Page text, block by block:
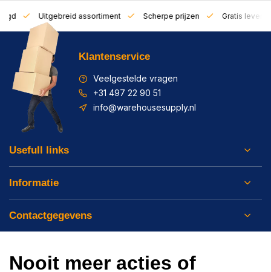
Uitgebreid assortiment Scherpe prijzen Gratis
Klantenservice
Veelgestelde vragen
+31 497 22 90 51
info@warehousesupply.nl
Usefull links
Informatie
Contactgegevens
Nooit meer acties of